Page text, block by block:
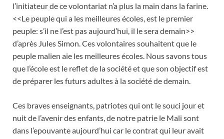
l’initiateur de ce volontariat n’a plus la main dans la farine.
<<Le peuple qui a les meilleures écoles, est le premier
peuple: s’il ne l’est pas aujourd’hui, il le sera demain>>
d’après Jules Simon. Ces volontaires souhaitent que le
peuple malien aie les meilleures écoles. Nous savons tous
que l’école est le reflet de la société et que son objectif est
de préparer les futurs adultes à la société de demain.
Ces braves enseignants, patriotes qui ont le souci jour et
nuit de l’avenir des enfants, de notre patrie le Mali sont
dans l’epouvante aujourd’hui car le contrat qui leur avait